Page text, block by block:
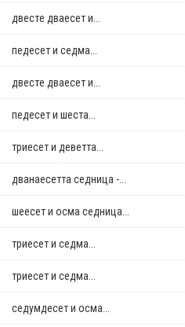
двестe дваесет и...
педесет и седма...
двестe дваесет и...
педесет и шеста...
триесет и деветта...
дванаесетта седница -...
шеесет и осма седница...
триесет и седма...
триесет и седма...
седумдесет и осма...